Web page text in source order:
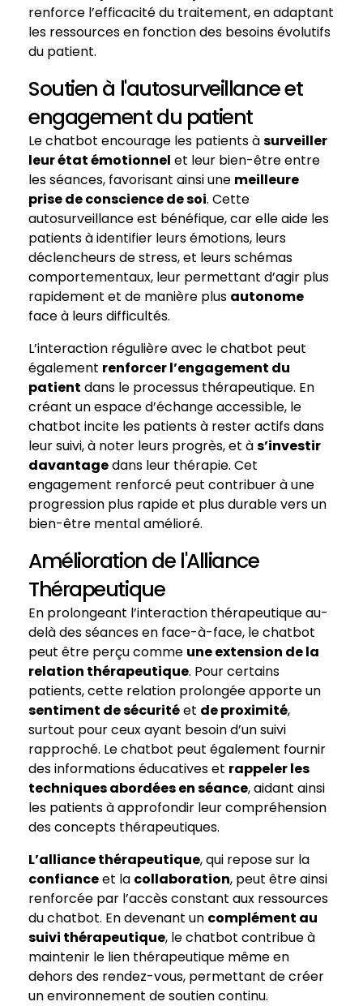
renforce l’efficacité du traitement, en adaptant
les ressources en fonction des besoins évolutifs
du patient.
Soutien à l'autosurveillance et
engagement du patient
Le chatbot encourage les patients àsurveiller
leur état émotionnel et leur bien-être entre
les séances, favorisant ainsi une meilleure
prise de conscience de soi. Cette
autosurveillance est bénéfique, car elle aide les
patients à identifier leurs émotions, leurs
déclencheurs de stress, et leurs schémas
comportementaux, leur permettant d’agir plus
rapidement et de manière plus autonome
face à leurs difficultés.
L’interaction régulière avec le chatbot peut
également renforcer l’engagement du
patient dans le processus thérapeutique. En
créant un espace d’échange accessible, le
chatbot incite les patients à rester actifs dans
leur suivi, à noter leurs progrès, et às’investir
davantagedans leur thérapie. Cet
engagement renforcé peut contribuer à une
progression plus rapide et plus durable vers un
bien-être mental amélioré.
Amélioration de l'Alliance
Thérapeutique
En prolongeant l’interaction thérapeutique au-
delà des séances en face-à-face, le chatbot
peut être perçu comme une extension de la
relation thérapeutique. Pour certains
patients, cette relation prolongée apporte un
sentiment de sécuritéet de proximité,
surtout pour ceux ayant besoin d’un suivi
rapproché. Le chatbot peut également fournir
des informations éducatives et rappeler les
techniques abordées en séance, aidant ainsi
les patients à approfondir leur compréhension
des concepts thérapeutiques.
L’alliance thérapeutique, qui repose sur la
confianceet la collaboration, peut être ainsi
renforcée par l’accès constant aux ressources
du chatbot. En devenant un complément au
suivi thérapeutique, le chatbot contribue à
maintenir le lien thérapeutique même en
dehors des rendez-vous, permettant de créer
un environnement de soutien continu.